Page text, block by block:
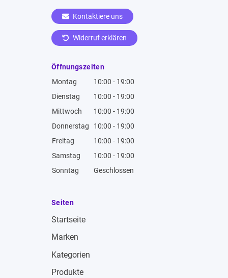
Kontaktiere uns
Widerruf erklären
Öffnungszeiten
Montag
10:00 - 19:00
Dienstag
10:00 - 19:00
Mittwoch
10:00 - 19:00
Donnerstag
10:00 - 19:00
Freitag
10:00 - 19:00
Samstag
10:00 - 19:00
Sonntag
Geschlossen
Seiten
Startseite
Marken
Kategorien
Produkte